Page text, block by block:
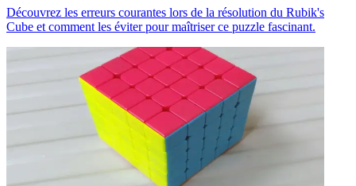
Découvrez les erreurs courantes lors de la résolution du Rubik's
Cube et comment les éviter pour maîtriser ce puzzle fascinant.